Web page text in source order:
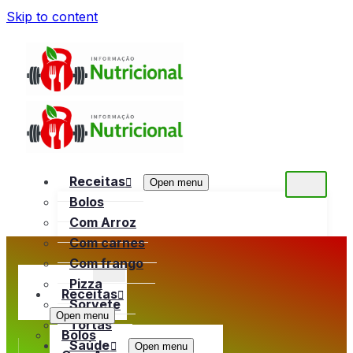
Skip to content
Receitas Open menu
Bolos
Com Arroz
Com carnes
Com frango
Pizza
Sorvete
Tortas
Saúde
Open menu
Receitas
Open menu
Bolos